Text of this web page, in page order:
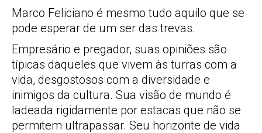
Marco Feliciano é mesmo tudo aquilo que se
pode esperar de um ser das trevas.
Empresário e pregador, suas opiniões são
típicas daqueles que vivem às turras com a
vida, desgostosos com a diversidade e
inimigos da cultura. Sua visão de mundo é
ladeada rigidamente por estacas que não se
permitem ultrapassar. Seu horizonte de vida